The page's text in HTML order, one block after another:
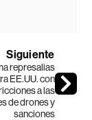
Siguiente
represalias
EE.UU. con
a las
de drones y
sanciones